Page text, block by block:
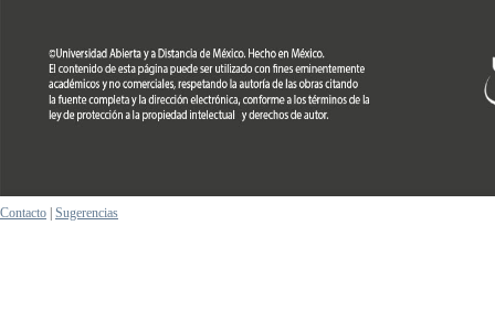
Contacto Sugerencias